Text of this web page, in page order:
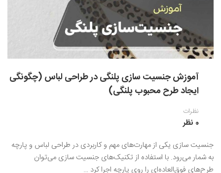
نقاشی کودک و نوجوان
طراحی سیاه قلم
نقاش مداد رنگی
نقاشی مینیاتور(نگارگری)
نقاشی تذهیب و گل و مرغ
خط نقاشی
آموزش جنسیت سازی پلنگی در طراحی لباس (چگونگی
ایجاد طرح محبوب پلنگی)
نظرات
0 نظر
جنسیت سازی یکی از مهارت‌های مهم و کاربردی در طراحی لباس و پارچه
به شمار می‌رود. با استفاده از تکنیک‌های جنسیت سازی می‌توان
طرح‌های فوق‌العاده‌ای را روی پارچه اجرا کرد …